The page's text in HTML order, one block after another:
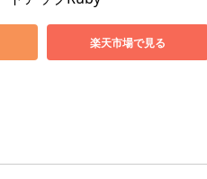
楽天市場で見る